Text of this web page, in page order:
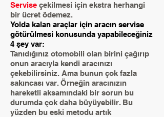
Servise çekilmesi için ekstra herhangi
bir ücret ödemez.
Yolda kalan araçlar için aracın servise
götürülmesi konusunda yapabileceğiniz
4 şey var:
Tanıdığınız otomobili olan birini çağırıp
onun aracıyla kendi aracınızı
çekebilirsiniz. Ama bunun çok fazla
sakıncası var. Örneğin aracınızın
hareketli aksamındaki bir sorun bu
durumda çok daha büyüyebilir. Bu
yüzden bu eski metodu artık